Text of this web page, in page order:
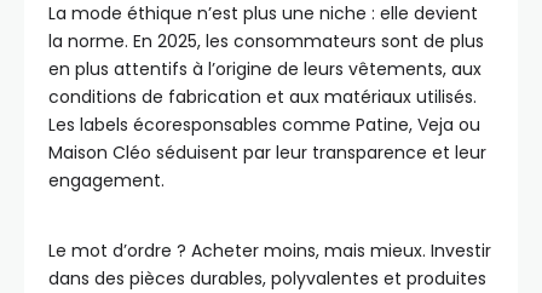
La mode éthique n’est plus une niche : elle devient
la norme. En 2025, les consommateurs sont de plus
en plus attentifs à l’origine de leurs vêtements, aux
conditions de fabrication et aux matériaux utilisés.
Les labels écoresponsables comme Patine, Veja ou
Maison Cléo séduisent par leur transparence et leur
engagement.
Le mot d’ordre ? Acheter moins, mais mieux. Investir
dans des pièces durables, polyvalentes et produites